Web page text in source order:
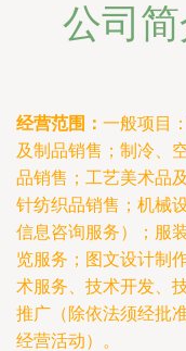
公司
经营范围： 一般项目
及制品销售；制冷、
品销售；工艺美术品
针纺织品销售；机械
信息咨询服务）；服
览服务；图文设计制
术服务、技术开发、
推广（除依法须经批
经营活动）。